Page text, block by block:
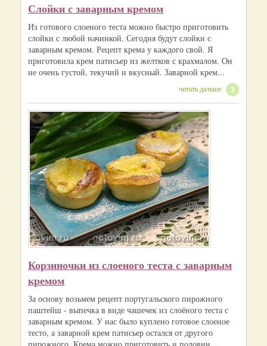
Слойки с заварным кремом
Из готового слоеного теста можно быстро приготовить
слойки с любой начинкой. Сегодня будут слойки с
заварным кремом. Рецепт крема у каждого свой. Я
приготовила крем патисьер из желтков с крахмалом. Он
не очень густой, текучий и вкусный. Заварной крем...
читать дальше
Корзиночки из слоеного теста с заварным
кремом
За основу возьмем рецепт португальского пирожного
паштейш - выпечка в виде чашечек из слоёного теста с
заварным кремом. У нас было куплено готовое слоеное
тесто, а заварной крем патисьер остался от другого